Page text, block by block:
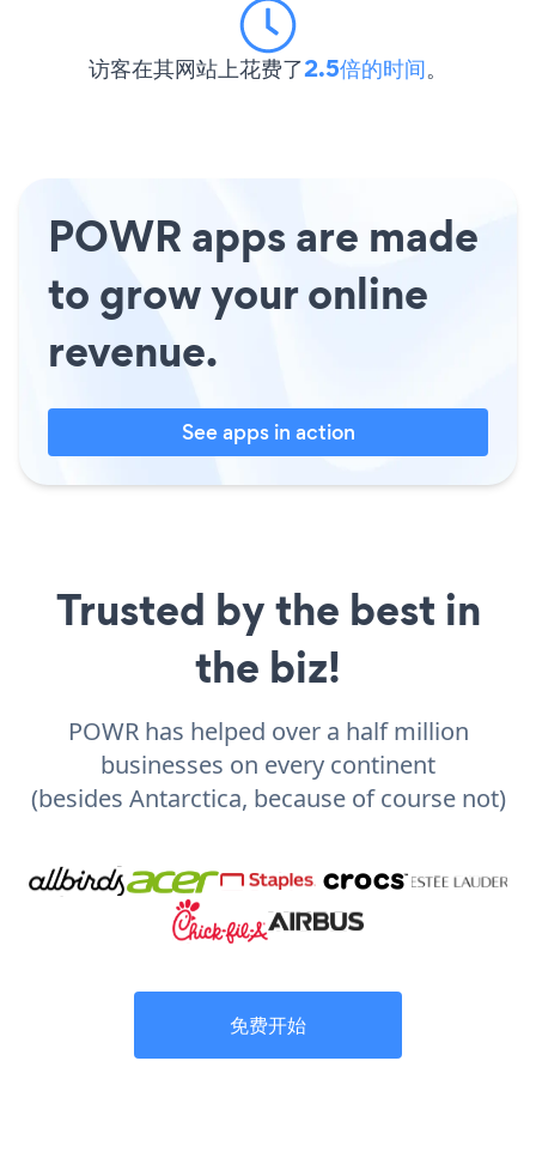
访客在其网站上花费了2.5倍的时间。
POWR apps are made
to grow your online
revenue.
See apps in action
Trusted by the best in
the biz!
POWR has helped over a half million
businesses on every continent
(besides Antarctica, because of course not)
免费开始